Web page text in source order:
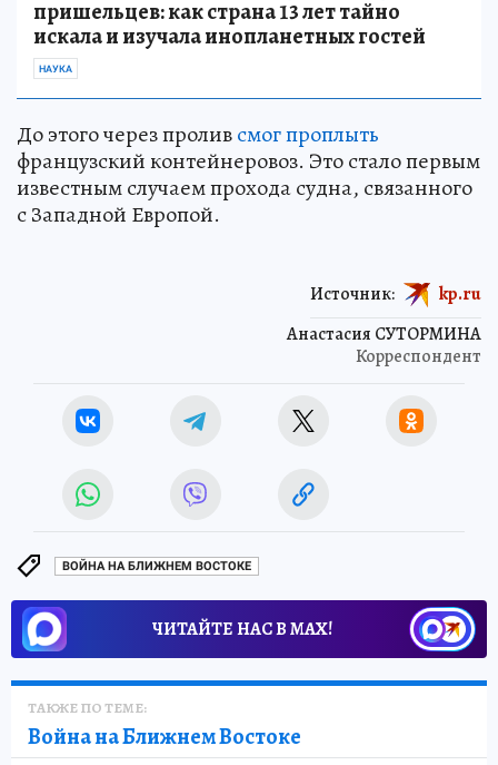
пришельцев: как страна 13 лет тайно
искала и изучала инопланетных гостей
НАУКА
До этого через проливсмог проплыть
французский контейнеровоз. Это стало первым
известным случаем прохода судна, связанного
с Западной Европой.
Анастасия СУТОРМИНА
Корреспондент
Источник: kp.ru
ВОЙНА НА БЛИЖНЕМ ВОСТОКЕ
ЧИТАЙТЕ НАС В МАХ!
ТАКЖЕ ПО ТЕМЕ:
Война на Ближнем Востоке